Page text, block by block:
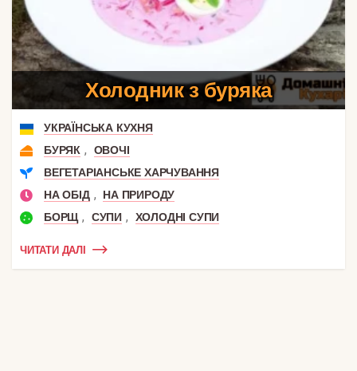
Холодник з буряка
УКРАЇНСЬКА КУХНЯ
БУРЯК ,
ОВОЧІ
ВЕГЕТАРІАНСЬКЕ ХАРЧУВАННЯ
НА ОБІД ,
НА ПРИРОДУ
БОРЩ , СУПИ , ХОЛОДНІ СУПИ
ЧИТАТИ ДАЛІ